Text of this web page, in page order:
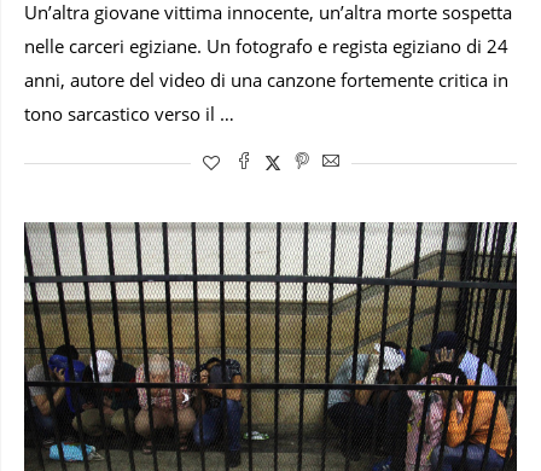
Un’altra giovane vittima innocente, un’altra morte sospetta
nelle carceri egiziane. Un fotografo e regista egiziano di 24
anni, autore del video di una canzone fortemente critica in
tono sarcastico verso il …